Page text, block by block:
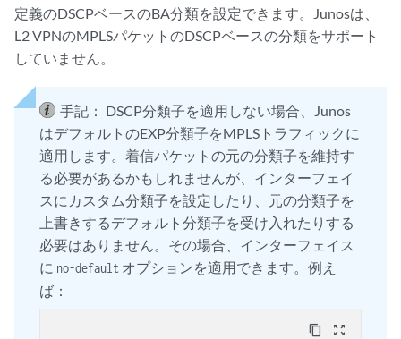
定義のDSCPベースのBA分類を設定できます。Junosは、
L2 VPNのMPLSパケットのDSCPベースの分類をサポート
していません。
手記： DSCP分類子を適用しない場合、Junos
はデフォルトのEXP分類子をMPLSトラフィックに
適用します。着信パケットの元の分類子を維持す
る必要があるかもしれませんが、インターフェイ
スにカスタム分類子を設定したり、元の分類子を
上書きするデフォルト分類子を受け入れたりする
必要はありません。その場合、インターフェイス
に no-default オプションを適用できます。例え
ば：
content_copy zoom_out_map